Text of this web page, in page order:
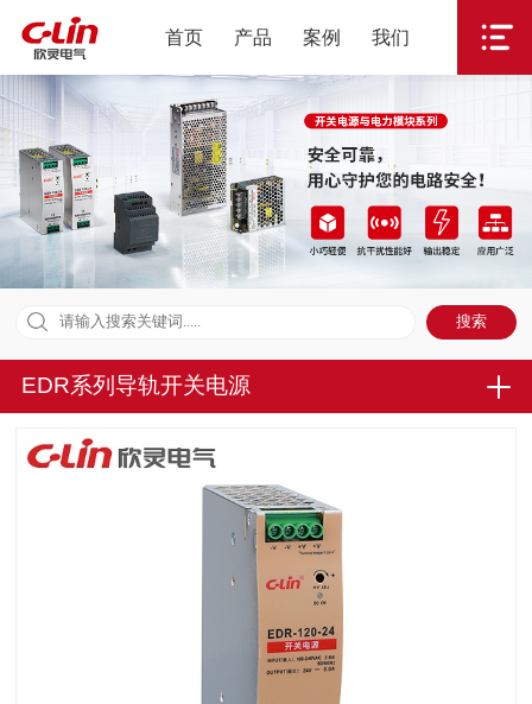
首页 产品 案例 我们
EDR系列导轨开关电源